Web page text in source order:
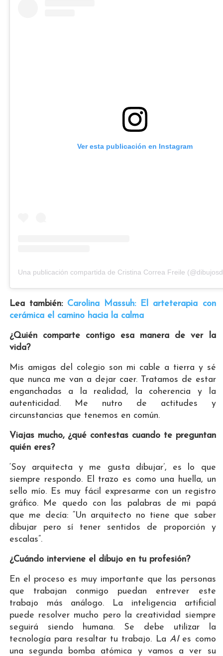
Ver esta publicación en Instagram
Una publicación compartida de Cristina Correa Freile
Lea también: Carolina Massuh: El arteterapia con
cerámica el camino hacia la calma
¿Quién comparte contigo esa manera de ver la
vida?
Mis amigas del colegio son mi cable a tierra y sé
que nunca me van a dejar caer. Tratamos de estar
enganchadas a la realidad, la coherencia y la
autenticidad. Me nutro de actitudes y
circunstancias que tenemos en común.
Viajas mucho, ¿qué contestas cuando te preguntan
quién eres?
‘Soy arquitecta y me gusta dibujar’, es lo que
siempre respondo. El trazo es como una huella, un
sello mío. Es muy fácil expresarme con un registro
gráfico. Me quedo con las palabras de mi papá
que me decía: “Un arquitecto no tiene que saber
dibujar pero sí tener sentidos de proporción y
escalas”.
¿Cuándo interviene el dibujo en tu profesión?
En el proceso es muy importante que las personas
que trabajan conmigo puedan entrever este
trabajo más análogo. La inteligencia artificial
puede resolver mucho pero la creatividad siempre
seguirá siendo humana. Se debe utilizar la
tecnología para resaltar tu trabajo. La AIes como
una segunda bomba atómica y vamos a ver su